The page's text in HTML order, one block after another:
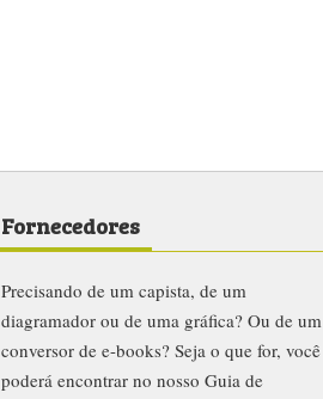
Fornecedores
Precisando de um capista, de um
diagramador ou de uma gráfica? Ou de um
conversor de e-books? Seja o que for, você
poderá encontrar no nosso Guia de